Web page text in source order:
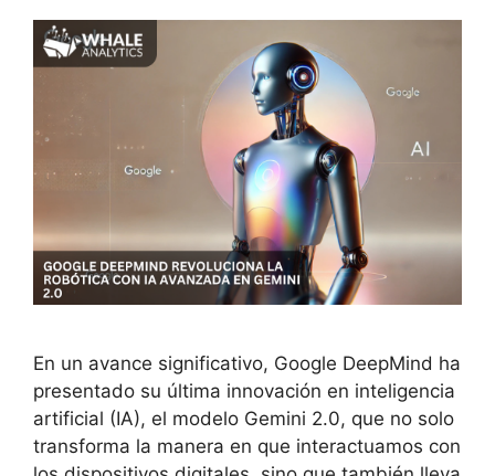
En un avance significativo, Google DeepMind ha
presentado su última innovación en inteligencia
artificial (IA), el modelo Gemini 2.0, que no solo
transforma la manera en que interactuamos con